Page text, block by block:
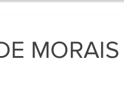
MORAIS